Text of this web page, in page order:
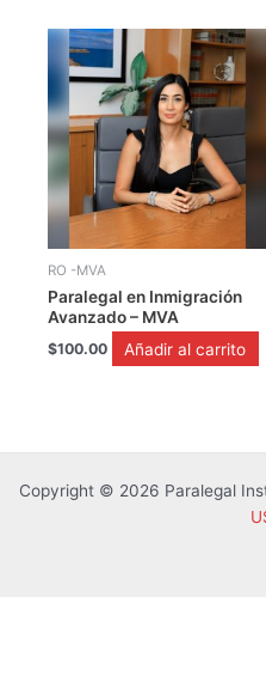
RO -MVA
Paralegal en Inmigración
Avanzado – MVA
$100.00 Añadir al carrito
Copyright © 2026 Paralegal